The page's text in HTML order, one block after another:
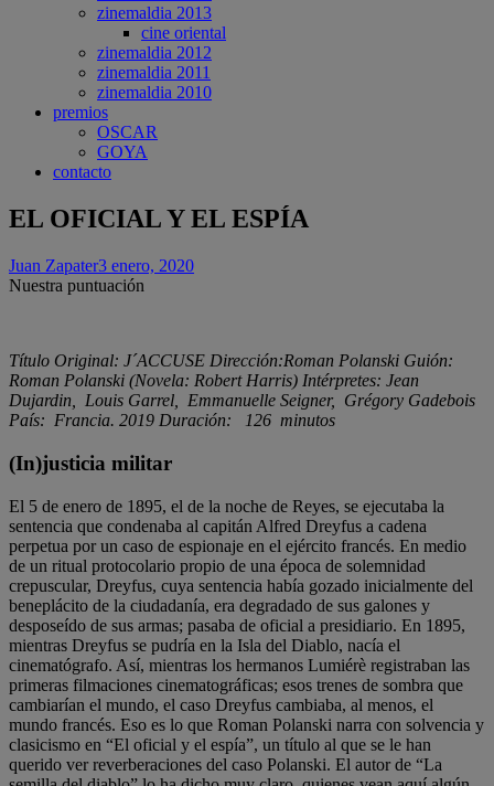
zinemaldia 2013
cine oriental
zinemaldia 2012
zinemaldia 2011
zinemaldia 2010
premios
OSCAR
GOYA
contacto
EL OFICIAL Y EL ESPÍA
Juan Zapater3 enero, 2020
Nuestra puntuación
Título Original: J´ACCUSE Dirección:Roman Polanski Guión:
Roman Polanski (Novela: Robert Harris) Intérpretes: Jean
Dujardin, Louis Garrel, Emmanuelle Seigner, Grégory Gadebois
País: Francia. 2019 Duración: 126 minutos
(In)justicia militar
El 5 de enero de 1895, el de la noche de Reyes, se ejecutaba la
sentencia que condenaba al capitán Alfred Dreyfus a cadena
perpetua por un caso de espionaje en el ejército francés. En medio
de un ritual protocolario propio de una época de solemnidad
crepuscular, Dreyfus, cuya sentencia había gozado inicialmente del
beneplácito de la ciudadanía, era degradado de sus galones y
desposeído de sus armas; pasaba de oficial a presidiario. En 1895,
mientras Dreyfus se pudría en la Isla del Diablo, nacía el
cinematógrafo. Así, mientras los hermanos Lumiérè registraban las
primeras filmaciones cinematográficas; esos trenes de sombra que
cambiarían el mundo, el caso Dreyfus cambiaba, al menos, el
mundo francés. Eso es lo que Roman Polanski narra con solvencia y
clasicismo en “El oficial y el espía”, un título al que se le han
querido ver reverberaciones del caso Polanski. El autor de “La